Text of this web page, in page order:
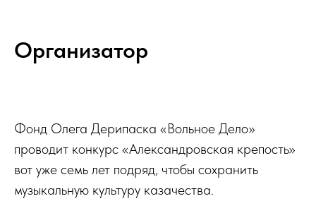
Организатор
Фонд Олега Дерипаска «Вольное Дело»
проводит конкурс «Александровская крепость»
вот уже семь лет подряд, чтобы сохранить
музыкальную культуру казачества.